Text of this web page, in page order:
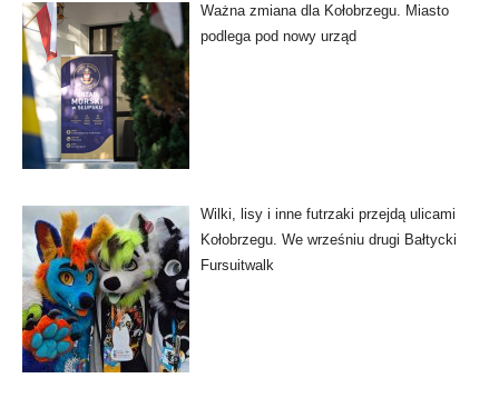
Ważna zmiana dla Kołobrzegu. Miasto
podlega pod nowy urząd
Wilki, lisy i inne futrzaki przejdą ulicami
Kołobrzegu. We wrześniu drugi Bałtycki
Fursuitwalk